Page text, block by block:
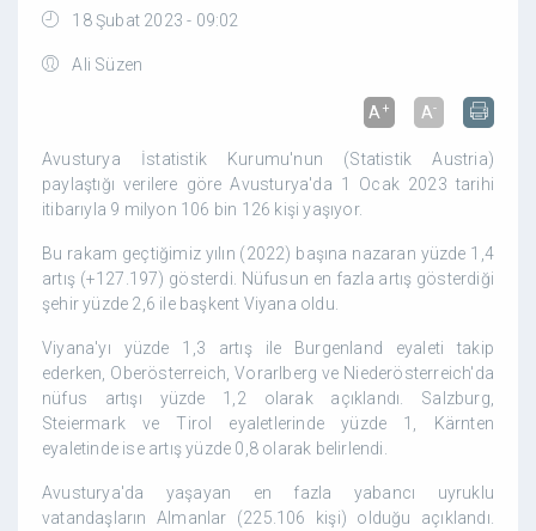
18 Şubat 2023 - 09:02
Ali Süzen
A+ A-
Avusturya İstatistik Kurumu'nun (Statistik Austria)
paylaştığı verilere göre Avusturya'da 1 Ocak 2023 tarihi
itibarıyla 9 milyon 106 bin 126 kişi yaşıyor.
Bu rakam geçtiğimiz yılın (2022) başına nazaran yüzde 1,4
artış (+127.197) gösterdi. Nüfusun en fazla artış gösterdiği
şehir yüzde 2,6 ile başkent Viyana oldu.
Viyana'yı yüzde 1,3 artış ile Burgenland eyaleti takip
ederken, Oberösterreich, Vorarlberg ve Niederösterreich'da
nüfus artışı yüzde 1,2 olarak açıklandı. Salzburg,
Steiermark ve Tirol eyaletlerinde yüzde 1, Kärnten
eyaletinde ise artış yüzde 0,8 olarak belirlendi.
Avusturya'da yaşayan en fazla yabancı uyruklu
vatandaşların Almanlar (225.106 kişi) olduğu açıklandı.